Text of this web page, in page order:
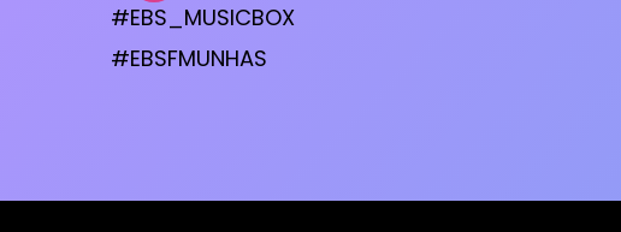
#EBS_MUSICBOX
#EBSFMUNHAS